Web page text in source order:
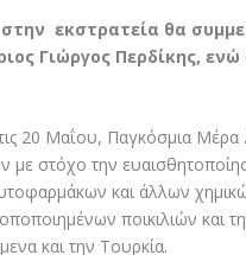
εκστρατεία θα
Γιώργος Περδίκης,
20 Μαΐου, Παγκόσμια
στόχο την
και άλλων
ποικιλιών
και την Τουρκία.